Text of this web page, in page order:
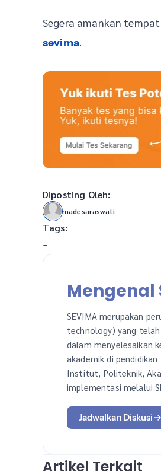
Segera amankan
sevima.
Diposting Oleh:
madesaraswati
Tags:
-
Mengenal
SEVIMA merupakan
technology) yang
dalam menyelesaikan
akademik di
Institut, Politeknik,
implementasi melalui
Jadwalkan Diskusi
Artikel Terkait